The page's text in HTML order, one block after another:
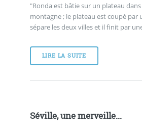
"Ronda est bâtie sur un plateau
montagne ; le plateau est coupé par
sépare les deux villes et il finit par
LIRE LA SUITE
Séville, une merveille...